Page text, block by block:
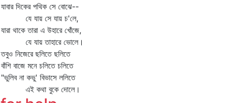
যাবার দিকের পথিক সে বোঝে--
যে যায় সে যায় চ'লে,
যারা থাকে তারা এ উহারে খোঁজে,
যে যায় তাহারে ভোলে।
তবুও নিজেরে ছলিতে ছলিতে
বাঁশি বাজে মনে চলিতে চলিতে
"ভুলিব না কভু' বিভাসে ললিতে
এই কথা বুকে দোলে।